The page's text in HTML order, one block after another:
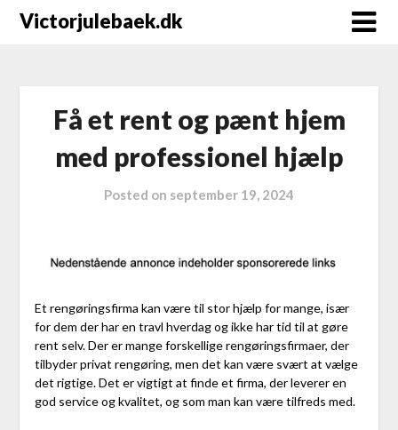
Victorjulebaek.dk
Få et rent og pænt hjem
med professionel hjælp
Posted on september 19, 2024
Et rengøringsfirma kan være til stor hjælp for mange, især
for dem der har en travl hverdag og ikke har tid til at gøre
rent selv. Der er mange forskellige rengøringsfirmaer, der
tilbyder privat rengøring, men det kan være svært at vælge
det rigtige. Det er vigtigt at finde et firma, der leverer en
god service og kvalitet, og som man kan være tilfreds med.